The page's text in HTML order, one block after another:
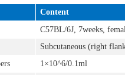
Content
C57BL/6J, 7weeks,
Subcutaneous (right
1×10^6/0.1ml